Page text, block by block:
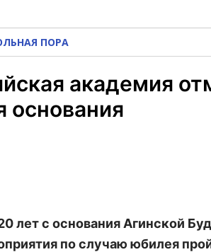
ПОРА
академия
основания
лет с основания Агинской
по случаю юбилея